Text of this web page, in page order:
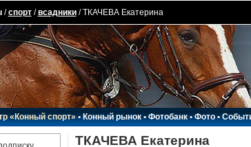
/спорт/всадники/ ТКАЧЕВА Екатерина
«Конный спорт»•Конный рынок•Фотобанк •Фото•
ТКАЧЕВА Екатерина